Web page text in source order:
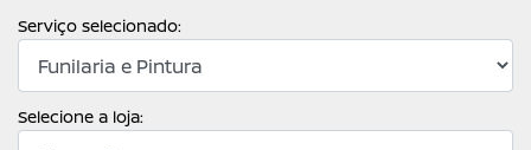
Serviço selecionado:
Selecione a loja: